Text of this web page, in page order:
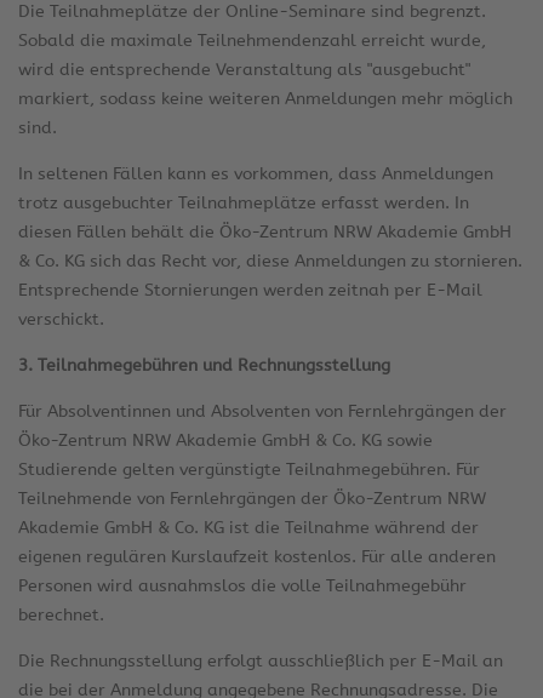
Die Teilnahmeplätze der Online-Seminare sind begrenzt.
Sobald die maximale Teilnehmendenzahl erreicht wurde,
wird die entsprechende Veranstaltung als "ausgebucht"
markiert, sodass keine weiteren Anmeldungen mehr möglich
sind.
In seltenen Fällen kann es vorkommen, dass Anmeldungen
trotz ausgebuchter Teilnahmeplätze erfasst werden. In
diesen Fällen behält die Öko-Zentrum NRW Akademie GmbH
& Co. KG sich das Recht vor, diese Anmeldungen zu stornieren.
Entsprechende Stornierungen werden zeitnah per E-Mail
verschickt.
3. Teilnahmegebühren und Rechnungsstellung
Für Absolventinnen und Absolventen von Fernlehrgängen der
Öko-Zentrum NRW Akademie GmbH & Co. KG sowie
Studierende gelten vergünstigte Teilnahmegebühren. Für
Teilnehmende von Fernlehrgängen der Öko-Zentrum NRW
Akademie GmbH & Co. KG ist die Teilnahme während der
eigenen regulären Kurslaufzeit kostenlos. Für alle anderen
Personen wird ausnahmslos die volle Teilnahmegebühr
berechnet.
Die Rechnungsstellung erfolgt ausschließlich per E-Mail an
die bei der Anmeldung angegebene Rechnungsadresse. Die